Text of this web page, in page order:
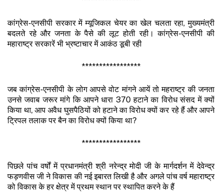
कांग्रेस-एनसीपी सरकार में म्यूजिकल चेयर का खेल चलता रहा, मुख्यमंत्री
बदलते रहे और जनता के पैसे की लूट होती रही। कांग्रेस-एनसीपी की
महाराष्ट्र सरकारें भी भ्रष्टाचार में आकंठ डूबी रही
*****************
जब कांग्रेस-एनसीपी के लोग आपसे वोट मांगने आयें तो महराष्ट्र की जनता
उनसे जवाब जरूर मांगे कि आपने धारा 370 हटाने का विरोध संसद में क्यों
किया था, आप अवैध घुसपैठियों को हटाने का विरोध क्यों कर रहे हैं और आपने
ट्रिपल तलाक पर बैन का विरोध क्यों किया था?
*****************
पिछले पांच वर्षों में प्रधानमंत्री श्री नरेन्द्र मोदी जी के मार्गदर्शन में देवेन्द्र
फड़णवीस जी ने विकास की नई इबारत लिखी है और अगले पांच वर्ष महाराष्ट्र
को विकास के हर क्षेत्र में प्रथम स्थान पर स्थापित करने के हैं